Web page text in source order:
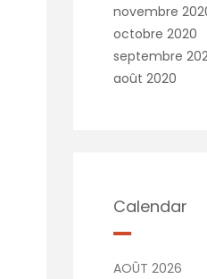
novembre
octobre 2020
septembre
août 2020
Calendar
AOÛT 2026